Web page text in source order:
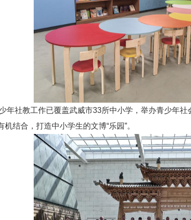
年社教工作已覆盖武威市33所中小学，举办青少年
结合，打造中小学生的文博“乐园”。